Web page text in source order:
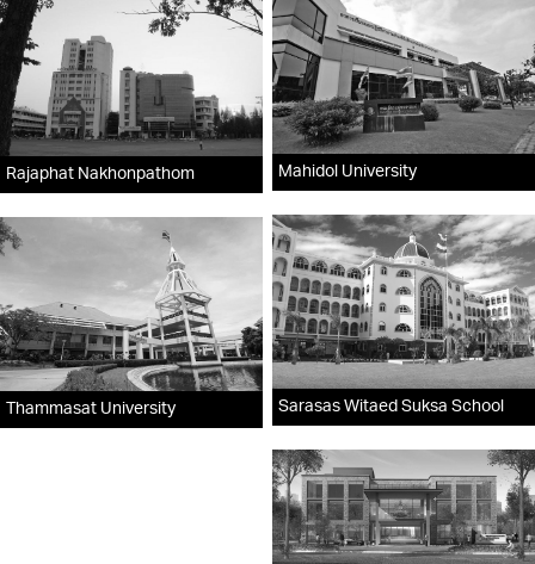
Mahidol University
Rajaphat Nakhonpathom
Sarasas Witaed Suksa School
Thammasat University